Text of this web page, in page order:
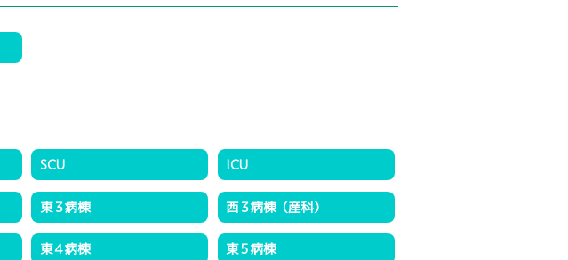
SCU ICU
東３病棟 西３病棟（産科）
東４病棟 東５病棟